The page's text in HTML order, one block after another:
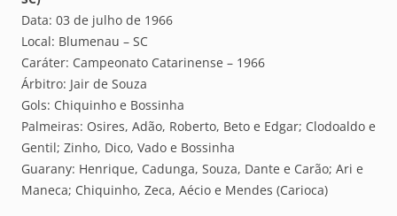
Data: 03 de julho de 1966
Local: Blumenau – SC
Caráter: Campeonato Catarinense – 1966
Árbitro: Jair de Souza
Gols: Chiquinho e Bossinha
Palmeiras: Osires, Adão, Roberto, Beto e Edgar; Clodoaldo e
Gentil; Zinho, Dico, Vado e Bossinha
Guarany: Henrique, Cadunga, Souza, Dante e Carão; Ari e
Maneca; Chiquinho, Zeca, Aécio e Mendes (Carioca)